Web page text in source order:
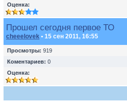
Оценка:
Прошел сегодня первое ТО
cheeelovek • 15 сен 2011, 16:55
Просмотры: 919
Коментариев: 0
Оценка: